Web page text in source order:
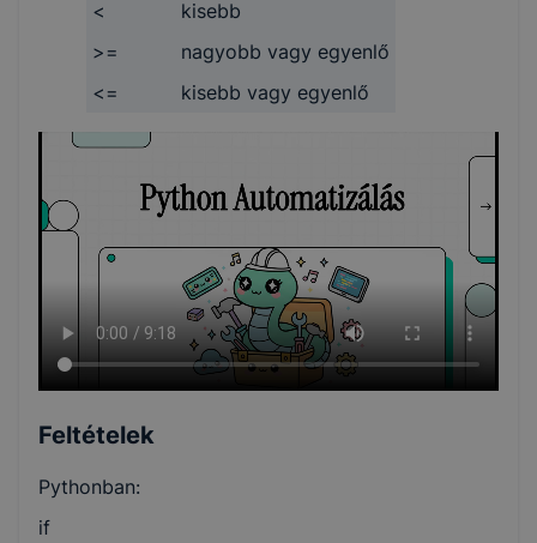
<
kisebb
>=
nagyobb vagy egyenlő
<=
kisebb vagy egyenlő
Feltételek
Pythonban:
if